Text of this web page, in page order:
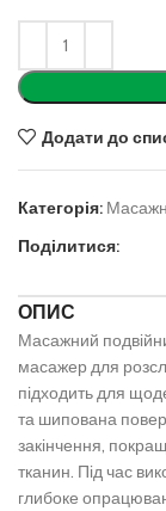
Додати до
Категорія:
Поділитися:
ОПИС
Масажний
масажер для
підходить для
та шипована
закінчення,
тканин. Під час
глибоке